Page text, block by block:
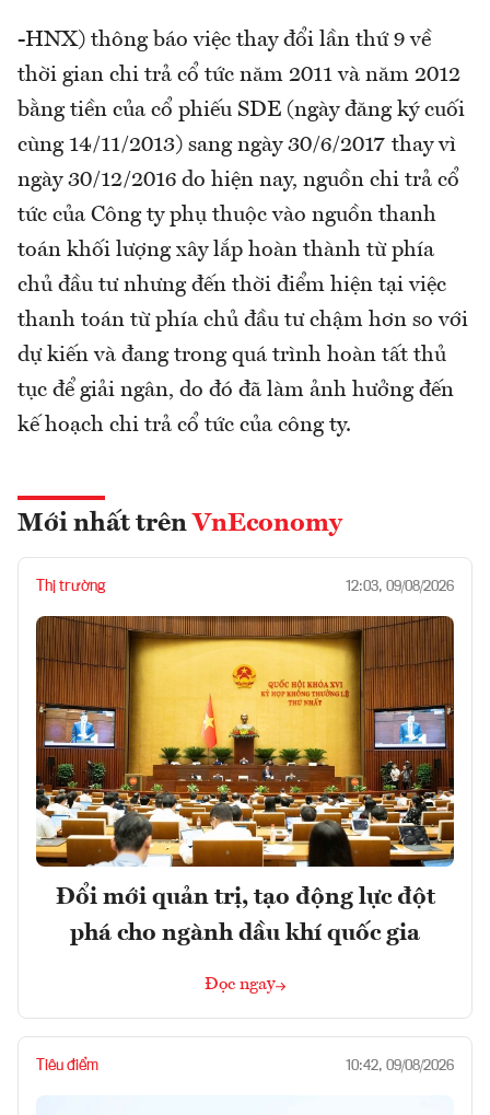
-HNX) thông báo việc thay đổi lần thứ 9 về
thời gian chi trả cổ tức năm 2011 và năm 2012
bằng tiền của cổ phiếu SDE (ngày đăng ký cuối
cùng 14/11/2013) sang ngày 30/6/2017 thay vì
ngày 30/12/2016 do hiện nay, nguồn chi trả cổ
tức của Công ty phụ thuộc vào nguồn thanh
toán khối lượng xây lắp hoàn thành từ phía
chủ đầu tư nhưng đến thời điểm hiện tại việc
thanh toán từ phía chủ đầu tư chậm hơn so với
dự kiến và đang trong quá trình hoàn tất thủ
tục để giải ngân, do đó đã làm ảnh hưởng đến
kế hoạch chi trả cổ tức của công ty.
Mới nhất trên VnEconomy
Thị trường 12:03, 09/08/2026
Đổi mới quản trị, tạo động lực đột
phá cho ngành dầu khí quốc gia
Đọc ngay
Tiêu điểm 10:42, 09/08/2026